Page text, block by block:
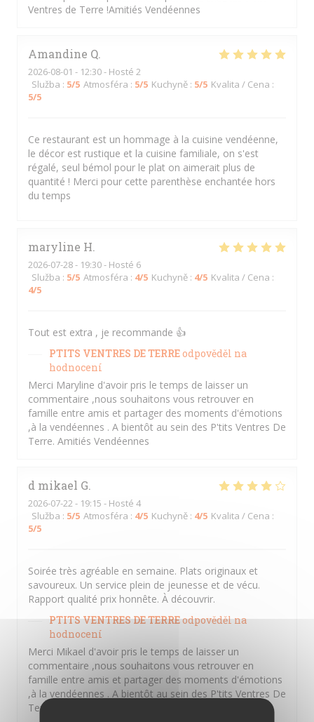
Ventres de Terre !Amitiés Vendéennes
Amandine Q
2026-08-01 - 12:30 - Hosté 2
Služba : 5/5 Atmosféra : 5/5 Kuchyně : 5/5 Kvalita / Cena :
5/5
Ce restaurant est un hommage à la cuisine vendéenne,
le décor est rustique et la cuisine familiale, on s'est
régalé, seul bémol pour le plat on aimerait plus de
quantité ! Merci pour cette parenthèse enchantée hors
du temps
maryline H
2026-07-28- 19:30 - Hosté 6
Služba : 5/5 Atmosféra : 4/5 Kuchyně : 4/5 Kvalita / Cena :
4/5
Tout est extra , je recommande 👍
PTITS VENTRES DE TERREodpověděl na
hodnocení
Merci Maryline d'avoir pris le temps de laisser un
commentaire ,nous souhaitons vous retrouver en
famille entre amis et partager des moments d'émotions
,à la vendéennes . A bientôt au sein des P'tits Ventres De
Terre. Amitiés Vendéennes
d mikael G
2026-07-22- 19:15 - Hosté 4
Služba : 5/5 Atmosféra : 4/5 Kuchyně : 4/5 Kvalita / Cena :
5/5
Soirée très agréable en semaine. Plats originaux et
savoureux. Un service plein de jeunesse et de vécu.
Rapport qualité prix honnête. À découvrir.
PTITS VENTRES DE TERREodpověděl na
hodnocení
Merci Mikael d'avoir pris le temps de laisser un
commentaire ,nous souhaitons vous retrouver en
famille entre amis et partager des moments d'émotions
,à la vendéennes . A bientôt au sein des P'tits Ventres De
Terre. Amitiés Vendéennes